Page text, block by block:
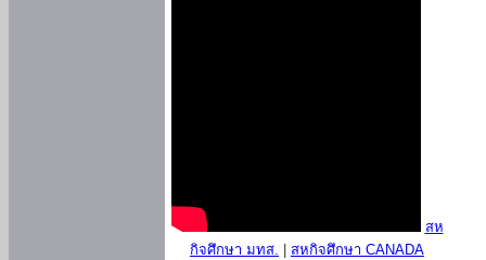
สห
กิจศึกษา มทส.
สหกิจศึกษา CANADA